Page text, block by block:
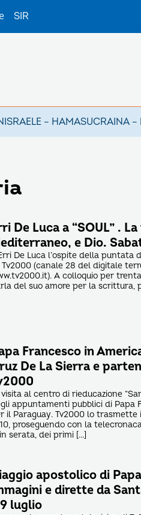
SIR
ISRAELE – HAMASUCRAINA –
De Luca a “SOUL” .
e Dio.
De Luca l’ospite della puntata
Tv2000 (canale 28 del digitale
A colloquio per
del suo amore per la scrittura,
Francesco in
De La Sierra e
visita al centro di rieducazione
appuntamenti pubblici di Papa
il Paraguay. Tv2000 lo
proseguendo con la
serata, dei primi […]
apostolico di
e dirette da
luglio